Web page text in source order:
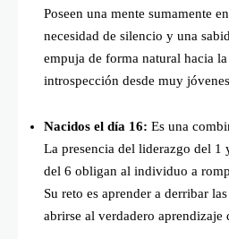
Poseen una mente sumamente
necesidad de silencio y una
empuja de forma natural hacia
introspección desde muy
Nacidos el día 16: Es una
La presencia del liderazgo del 1
del 6 obligan al individuo a
Su reto es aprender a derribar
abrirse al verdadero aprendizaje